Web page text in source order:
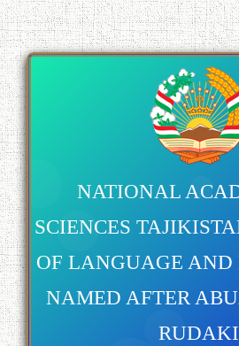
NATIONAL
SCIENCES
OF LANGUAGE AND
NAMED AFTER
RUDAKI